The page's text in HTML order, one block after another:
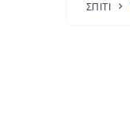
ΣΠΊΤΙ